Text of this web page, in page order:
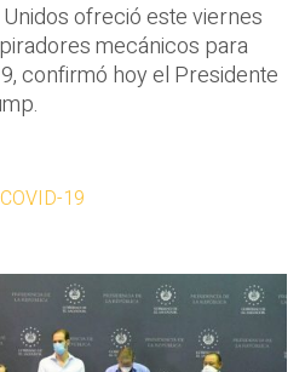
ofreció este viernes
mecánicos para
confirmó hoy el Presidente
19